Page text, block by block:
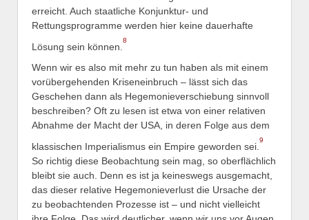
erreicht. Auch staatliche Konjunktur- und
Rettungsprogramme werden hier keine dauerhafte
Lösung sein können.
8
Wenn wir es also mit mehr zu tun haben als mit einem
vorübergehenden Kriseneinbruch – lässt sich das
Geschehen dann als Hegemonieverschiebung sinnvoll
beschreiben? Oft zu lesen ist etwa von einer relativen
Abnahme der Macht der USA, in deren Folge aus dem
klassischen Imperialismus ein Empire geworden sei.
9
So richtig diese Beobachtung sein mag, so oberflächlich
bleibt sie auch. Denn es ist ja keineswegs ausgemacht,
das dieser relative Hegemonieverlust die Ursache der
zu beobachtenden Prozesse ist – und nicht vielleicht